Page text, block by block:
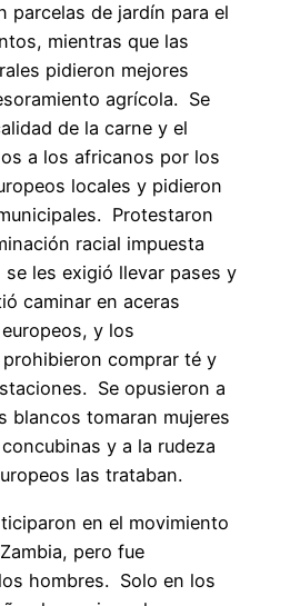
parcelas de jardín para el
mientras que las
pidieron mejores
agrícola. Se
de la carne y el
a los africanos por los
locales y pidieron
Protestaron
racial impuesta
les exigió llevar pases y
caminar en aceras
y los
comprar té y
Se opusieron a
blancos tomaran mujeres
y a la rudeza
las trataban.
en el movimiento
pero fue
hombres. Solo en los